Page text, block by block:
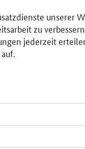
unserer
zu
jederzeit